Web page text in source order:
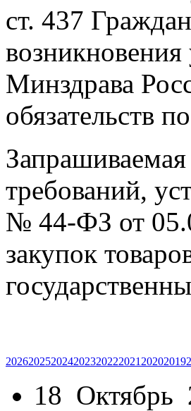
ст. 437
Минздрава
обязательств
требований,
№ 44-ФЗ от
закупок
202620252024202320222021 20202019
18 Октябрь